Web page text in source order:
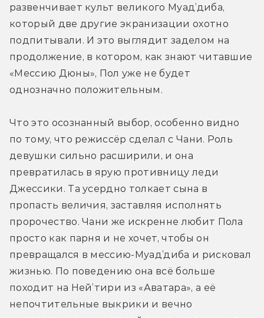
развенчивает культ великого Муад’диба,
который две другие экранизации охотно
подпитывали. И это выглядит заделом на
продолжение, в котором, как знают читавшие
«Мессию Дюны», Пол уже не будет
однозначно положительным.
Что это осознанный выбор, особенно видно
по тому, что режиссёр сделал с Чани. Роль
девушки сильно расширили, и она
превратилась в ярую противницу леди
Джессики. Та усердно толкает сына в
пропасть величия, заставляя исполнять
пророчество. Чани же искренне любит Пола
просто как парня и не хочет, чтобы он
превращался в мессию-Муад’диба и рисковал
жизнью. По поведению она всё больше
походит на Ней’тири из «Аватара», а её
непочтительные выкрики и вечно